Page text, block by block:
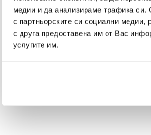
медии и да анализираме трафика си.
с партньорските си социални медии,
с друга предоставена им от Вас
услугите им.